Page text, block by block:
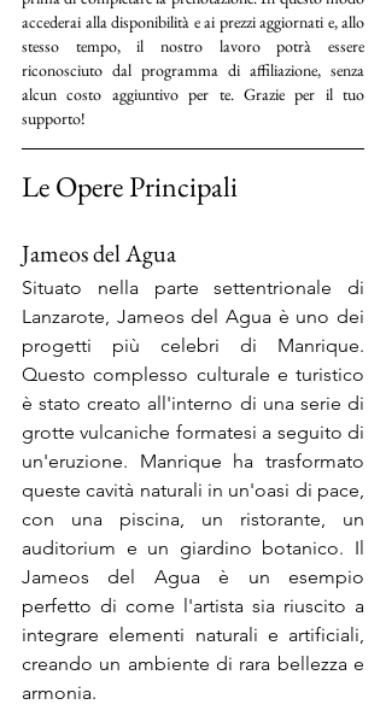
accederai alla disponibilità e ai prezzi aggiornati e, allo
stesso tempo, il nostro lavoro potrà essere
riconosciuto dal programma di affiliazione, senza
alcun costo aggiuntivo per te. Grazie per il tuo
supporto!
Le Opere Principali
Jameos del Agua
Situato nella parte settentrionale di
Lanzarote, Jameos del Agua è uno dei
progetti più celebri di Manrique.
Questo complesso culturale e turistico
è stato creato all'interno di una serie di
grotte vulcaniche formatesi a seguito di
un'eruzione. Manrique ha trasformato
queste cavità naturali in un'oasi di pace,
con una piscina, un ristorante, un
auditorium e un giardino botanico. Il
Jameos del Agua è un esempio
perfetto di come l'artista sia riuscito a
integrare elementi naturali e artificiali,
creando un ambiente di rara bellezza e
armonia.